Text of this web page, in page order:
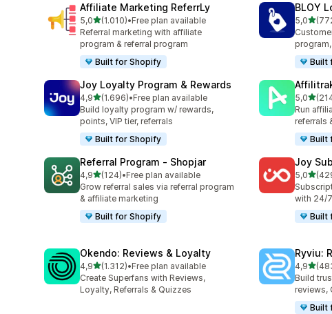
Affiliate Marketing ReferrLy
5,0de 5 estrelas
(1.010)
1010 total de avaliações
•Free plan available
Referral marketing with affiliate
program & referral program
Built for Shopify
BLOY
5,0de 5
772
program,
Built
Joy Loyalty Program & Rewards
4,9de 5 estrelas
(1.696)
1696 total de avaliações
•Free plan available
Build loyalty program w/ rewards,
points, VIP tier, referrals
Built for Shopify
5,0de 5
214 total
Run
referrals
Built
Referral Program ‑ Shopjar
4,9de 5 estrelas
(124)
124 total de avaliações
•Free plan available
Grow referral sales via referral program
& affiliate marketing
Built for Shopify
Joy
5,0de 5
429
with 24/
Built
Okendo: Reviews & Loyalty
4,9de 5 estrelas
(1.312)
1312 total de avaliações
•Free plan available
Create Superfans with Reviews,
Loyalty, Referrals & Quizzes
Ryviu:
4,9de 5
483
Build
reviews,
Built